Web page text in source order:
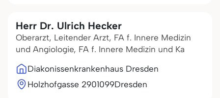
Herr Dr. Ulrich Hecker
Oberarzt, Leitender Arzt, FA f. Innere Medizin
und Angiologie, FA f. Innere Medizin und Ka
Diakonissenkrankenhaus Dresden
Holzhofgasse 2901099Dresden